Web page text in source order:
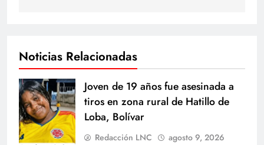
Noticias Relacionadas
Joven de 19 años fue asesinada a
tiros en zona rural de Hatillo de
Loba, Bolívar
Redacción LNC agosto 9, 2026